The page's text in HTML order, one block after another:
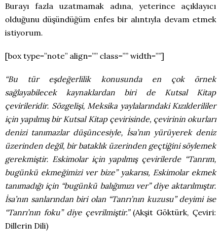
Burayı fazla uzatmamak adına, yeterince açıklayıcı
olduğunu düşündüğüm enfes bir alıntıyla devam etmek
istiyorum.
[box type=”note” align=”” class=”” width=””]
“Bu tür eşdeğerlilik konusunda en çok örnek
sağlayabilecek kaynaklardan biri de Kutsal Kitap
çevirileridir. Sözgelişi, Meksika yaylalarındaki Kızılderililer
için yapılmış bir Kutsal Kitap çevirisinde, çevirinin okurları
denizi tanımazlar düşüncesiyle, İsa’nın yürüyerek deniz
üzerinden değil, bir bataklık üzerinden geçtiğini söylemek
gerekmiştir. Eskimolar için yapılmış çevirilerde “Tanrım,
bugünkü ekmeğimizi ver bize” yakarısı, Eskimolar ekmek
tanımadığı için “bugünkü balığımızı ver” diye aktarılmıştır.
İsa’nın sanlarından biri olan “Tanrı’nın kuzusu” deyimi ise
“Tanrı’nın foku” diye çevrilmiştir.” (Akşit Göktürk, Çeviri:
Dillerin Dili)